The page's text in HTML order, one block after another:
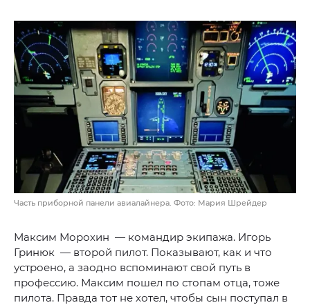
Часть приборной панели авиалайнера. Фото: Мария Шрейдер
Максим Морохин — командир экипажа. Игорь
Гринюк — второй пилот. Показывают, как и что
устроено, а заодно вспоминают свой путь в
профессию. Максим пошел по стопам отца, тоже
пилота. Правда тот не хотел, чтобы сын поступал в